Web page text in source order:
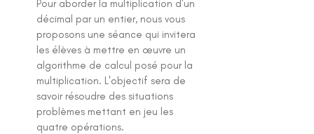
Pour aborder la multiplication d'un
décimal par un entier, nous vous
proposons une séance qui invitera
les élèves à mettre en œuvre un
algorithme de calcul posé pour la
multiplication. L'objectif sera de
savoir résoudre des situations
problèmes mettant en jeu les
quatre opérations.